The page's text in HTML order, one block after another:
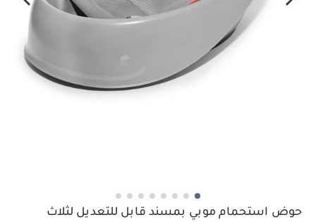
حوض استحمام موبي بمسند قابل للتعديل لثلاث